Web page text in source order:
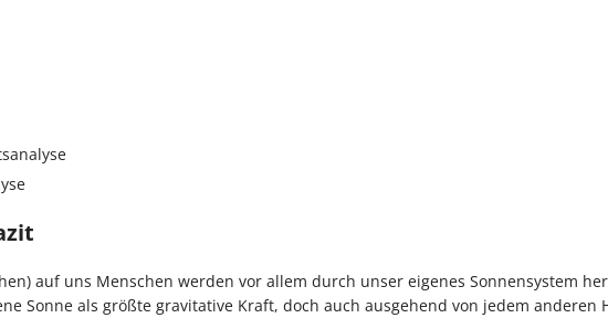
auf uns Menschen werden vor allem durch unser eigenes Sonnensystem
Sonne als größte gravitative Kraft, doch auch ausgehend von jedem anderen